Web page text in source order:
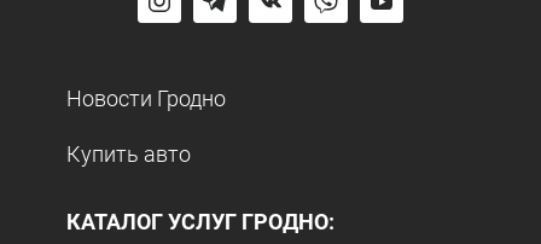
Новости Гродно
Купить авто
КАТАЛОГ УСЛУГ ГРОДНО: